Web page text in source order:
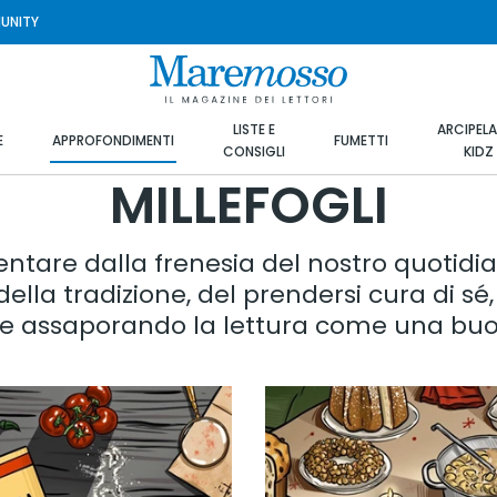
APPROFONDIMENTI
LISTE E
CONSIGLI
FUMETTI
KIDZ
MILLEFOGLI
dalla frenesia del nostro
tradizione, del prendersi cura di
assaporando la lettura come una